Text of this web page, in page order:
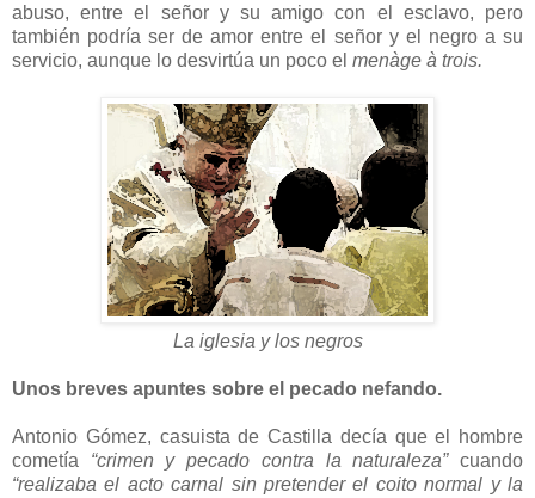
abuso, entre el señor y su amigo con el esclavo, pero
también podría ser de amor entre el señor y el negro a su
servicio, aunque lo desvirtúa un poco el menàge à trois.
La iglesia y los negros
Unos breves apuntes sobre el pecado nefando.
Antonio Gómez, casuista de Castilla decía que el hombre
cometía “crimen y pecado contra la naturaleza”cuando
“realizaba el acto carnal sin pretender el coito normal y la